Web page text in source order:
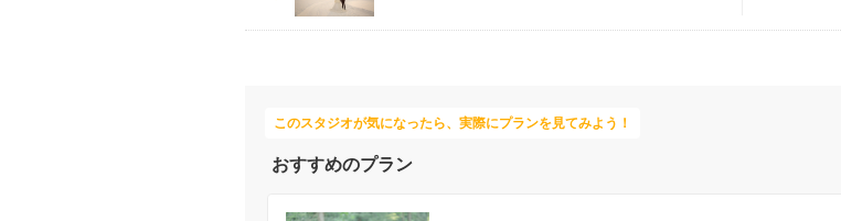
このスタジオが気になったら、実際にプランを見てみよう！
おすすめのプラン